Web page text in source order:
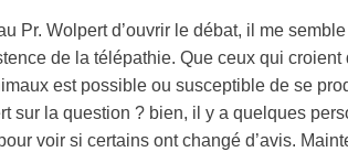
Pr. Wolpert d’ouvrir le débat, il me
de la télépathie. Que ceux qui
est possible ou susceptible de se
sur la question ? bien, il y a quelques
voir si certains ont changé d’avis.